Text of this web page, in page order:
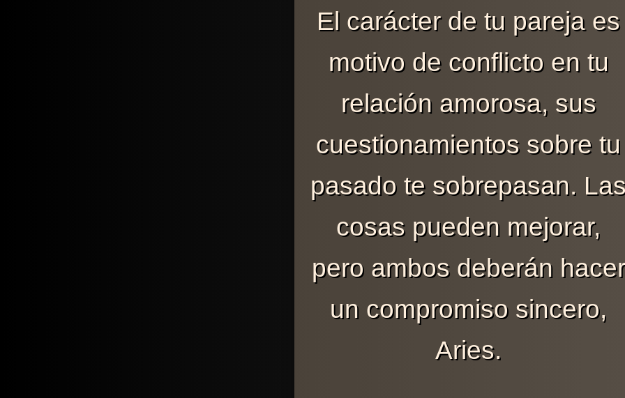
El carácter de tu pareja es
motivo de conflicto en tu
relación amorosa, sus
cuestionamientos sobre tu
pasado te sobrepasan.
cosas pueden mejorar,
pero ambos deberán hacer
un compromiso sincero,
Aries.